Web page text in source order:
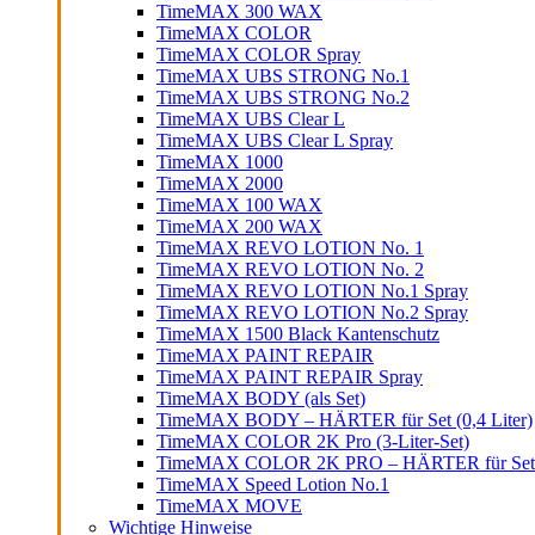
TimeMAX 300 WAX
TimeMAX COLOR
TimeMAX COLOR Spray
TimeMAX UBS STRONG No.1
TimeMAX UBS STRONG No.2
TimeMAX UBS Clear L
TimeMAX UBS Clear L Spray
TimeMAX 1000
TimeMAX 2000
TimeMAX 100 WAX
TimeMAX 200 WAX
TimeMAX REVO LOTION No. 1
TimeMAX REVO LOTION No. 2
TimeMAX REVO LOTION No.1 Spray
TimeMAX REVO LOTION No.2 Spray
TimeMAX 1500 Black Kantenschutz
TimeMAX PAINT REPAIR
TimeMAX PAINT REPAIR Spray
TimeMAX BODY (als Set)
TimeMAX BODY – HÄRTER für Set (0,4 Liter)
TimeMAX COLOR 2K Pro (3-Liter-Set)
TimeMAX COLOR 2K PRO – HÄRTER für
TimeMAX Speed Lotion No.1
TimeMAX MOVE
Wichtige Hinweise